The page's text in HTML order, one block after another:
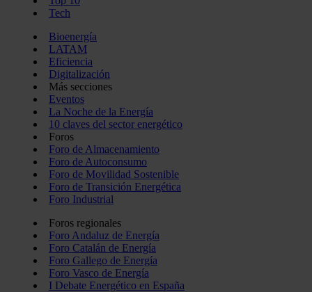
del uso que haya hecho de sus servicios.
Tech
Bioenergía
LATAM
Eficiencia
Digitalización
Más secciones
Eventos
La Noche de la Energía
10 claves del sector energético
Foros
Foro de Almacenamiento
Foro de Autoconsumo
Foro de Movilidad Sostenible
Foro de Transición Energética
Foro Industrial
Foros regionales
Foro Andaluz de Energía
Foro Catalán de Energía
Foro Gallego de Energía
Foro Vasco de Energía
I Debate Energético en España